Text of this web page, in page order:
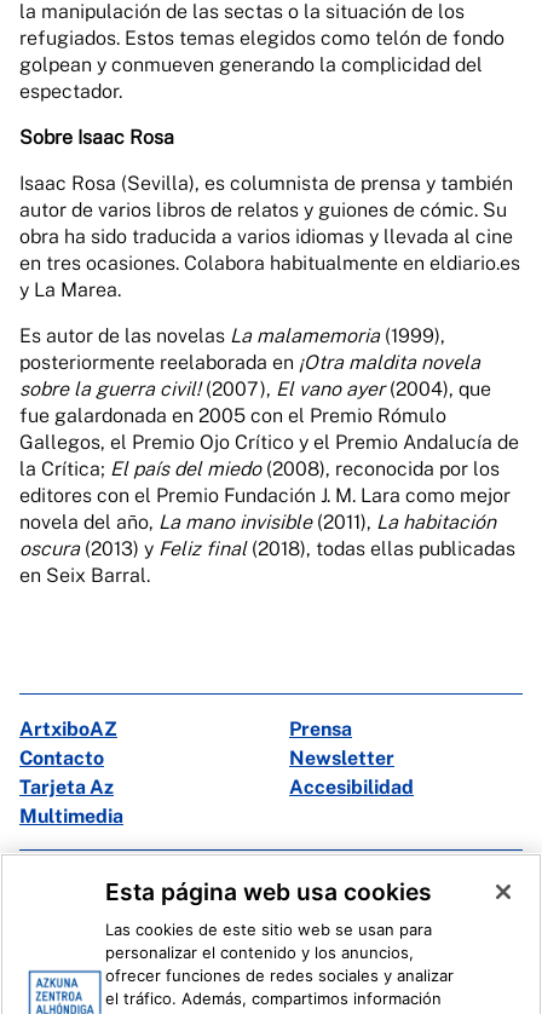
la manipulación de las sectas o la situación de los
refugiados. Estos temas elegidos como telón de fondo
golpean y conmueven generando la complicidad del
espectador.
Sobre Isaac Rosa
Isaac Rosa (Sevilla), es columnista de prensa y también
autor de varios libros de relatos y guiones de cómic. Su
obra ha sido traducida a varios idiomas y llevada al cine
en tres ocasiones. Colabora habitualmente en eldiario.es
y La Marea.
Es autor de las novelas La malamemoria (1999),
posteriormente reelaborada en ¡Otra maldita novela
sobre la guerra civil!(2007), El vano ayer(2004), que
fue galardonada en 2005 con el Premio Rómulo
Gallegos, el Premio Ojo Crítico y el Premio Andalucía de
la Crítica; El país del miedo (2008), reconocida por los
editores con el Premio Fundación J. M. Lara como mejor
novela del año, La mano invisible (2011), La habitación
oscura (2013) y Feliz final (2018), todas ellas publicadas
en Seix Barral.
ArtxiboAZ
Prensa
Contacto
Newsletter
Tarjeta Az
Accesibilidad
Multimedia
Facebook
X
Ivoox
Información legal Sistema Interno de Información
Esta página web usa cookies
Las cookies de este sitio web se usan para
personalizar el contenido y los anuncios,
ofrecer funciones de redes sociales y analizar
el tráfico. Además, compartimos información